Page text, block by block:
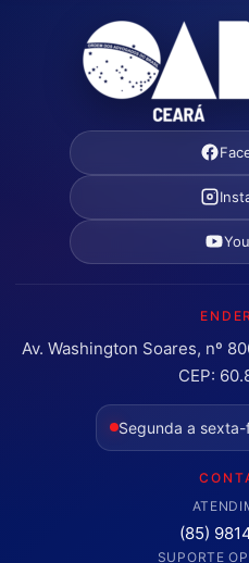
Av. Washington Soares, nº
CEP:
Segunda a
(85)
SUPORTE